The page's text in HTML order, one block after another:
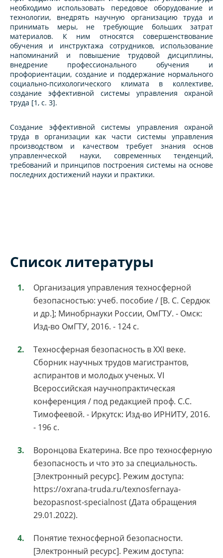
необходимо использовать передовое оборудование и
технологии, внедрять научную организацию труда и
принимать меры, не требующие больших затрат
материалов. К ним относятся совершенствование
обучения и инструктажа сотрудников, использование
напоминаний и повышение трудовой дисциплины,
внедрение профессионального обучения и
профориентации, создание и поддержание нормального
социально-психологического климата в коллективе,
создание эффективной системы управления охраной
труда [1, с. 3].
Создание эффективной системы управления охраной
труда в организации как части системы управления
производством и качеством требует знания основ
управленческой науки, современных тенденций,
требований и принципов построения системы на основе
последних достижений науки и практики.
Список литературы
Организация управления техносферной
безопасностью: учеб. пособие / [В. С. Сердюк
и др.]; Минобрнауки России, ОмГТУ. - Омск:
Изд-во ОмГТУ, 2016. - 124 с.
Техносферная безопасность в ХХI веке.
Сборник научных трудов магистрантов,
аспирантов и молодых ученых. VI
Всероссийская научнопрактическая
конференция / под редакцией проф. С.С.
Тимофеевой. - Иркутск: Изд-во ИРНИТУ, 2016.
- 196 с.
Воронцова Екатерина. Все про техносферную
безопасность и что это за специальность.
[Электронный ресурс]. Режим доступа:
https://oxrana-truda.ru/texnosfernaya-
bezopasnost-specialnost (Дата обращения
29.01.2022).
Понятие техносферной безопасности.
[Электронный ресурс]. Режим доступа: